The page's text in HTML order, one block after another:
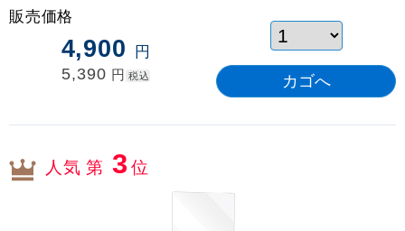
販売価格
4,900 円
5,390 円 税込
人気 第 3位